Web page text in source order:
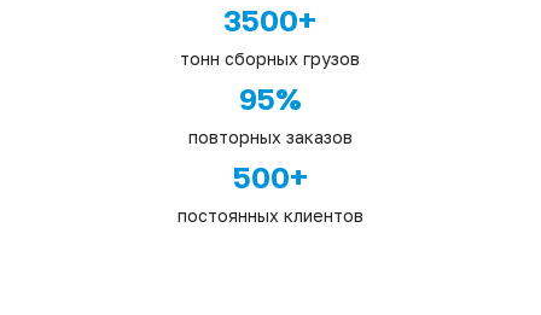
3500+
тонн сборных грузов
95%
повторных заказов
500+
постоянных клиентов